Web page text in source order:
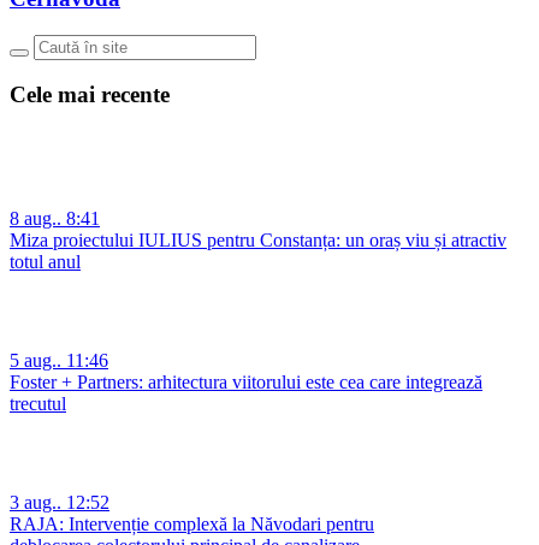
Cele mai recente
8 aug.. 8:41
Miza proiectului IULIUS pentru Constanța: un oraș viu și atractiv
totul anul
5 aug.. 11:46
Foster + Partners: arhitectura viitorului este cea care integrează
trecutul
3 aug.. 12:52
RAJA: Intervenție complexă la Năvodari pentru